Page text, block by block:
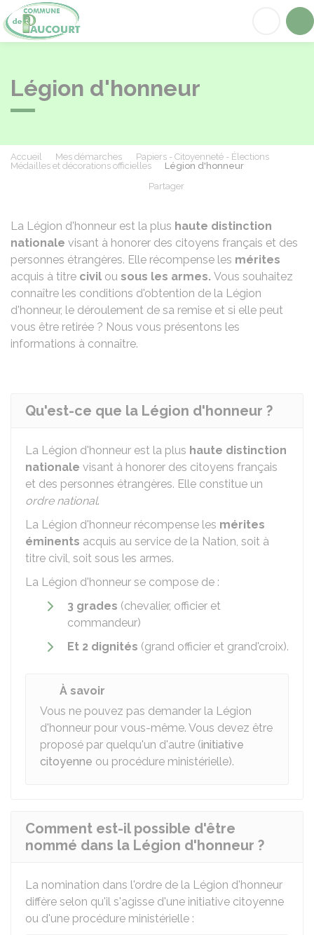
Légion d'honneur
Accueil Mes démarches
Papiers - Citoyenneté - Élections
Médailles et décorations officielles
Légion d'honneur
Partager
La Légion d'honneur est la plus haute distinction
nationale visant à honorer des citoyens français et des
personnes étrangères. Elle récompense les mérites
acquis à titre civil ou sous les armes. Vous souhaitez
connaître les conditions d'obtention de la Légion
d'honneur, le déroulement de sa remise et si elle peut
vous être retirée ? Nous vous présentons les
informations à connaître.
Qu'est-ce que la Légion d'honneur ?
La Légion d'honneur est la plus haute distinction
nationale visant à honorer des citoyens français
et des personnes étrangères. Elle constitue un
ordre national.
La Légion d'honneur récompense les mérites
éminents acquis au service de la Nation, soit à
titre civil, soit sous les armes.
La Légion d'honneur se compose de :
3 grades (chevalier, officier et
commandeur)
Et 2 dignités (grand officier et grand'croix).
À savoir
Vous ne pouvez pas demander la Légion
d'honneur pour vous-même. Vous devez être
proposé par quelqu'un d'autre (initiative
citoyenne ou procédure ministérielle).
Comment est-il possible d'être
nommé dans la Légion d'honneur ?
La nomination dans l'ordre de la Légion d'honneur
diffère selon qu'il s'agisse d'une initiative citoyenne
ou d'une procédure ministérielle :